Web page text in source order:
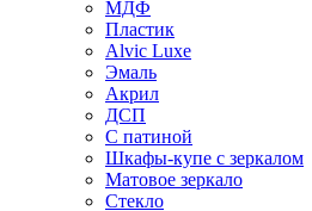
МДФ
Пластик
Alvic Luxe
Эмаль
Акрил
ДСП
С патиной
Шкафы-купе с зеркалом
Матовое зеркало
Стекло